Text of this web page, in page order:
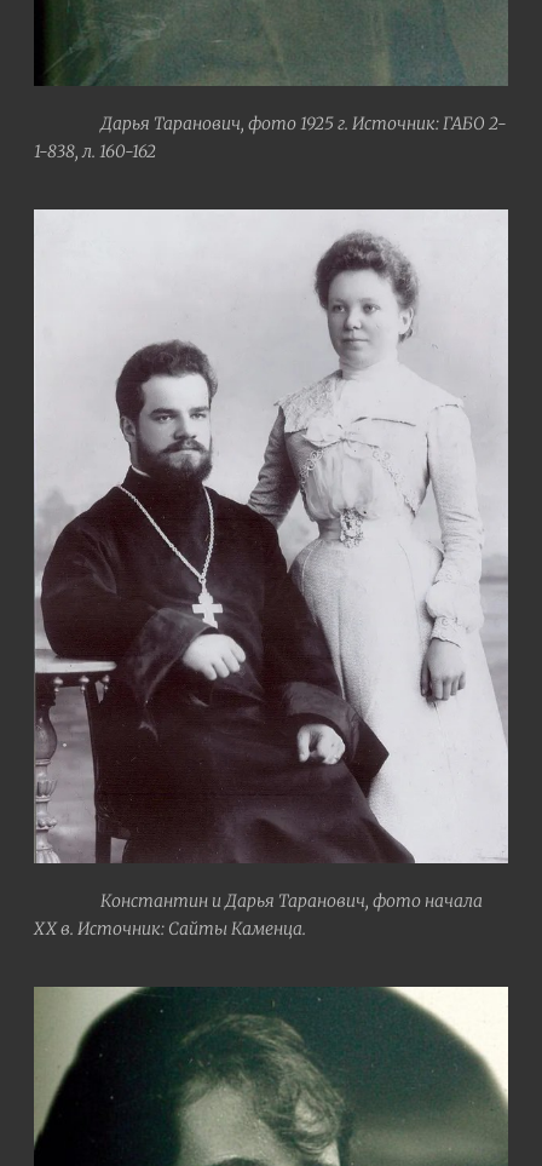
Дарья Таранович, фото 1925 г. Источник: ГАБО 2-
1-838, л. 160-162
Константин и Дарья Таранович, фото начала
ХХ в. Источник: Сайты Каменца.